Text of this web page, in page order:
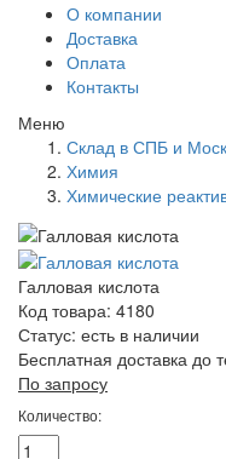
О компании
Доставка
Оплата
Контакты
Меню
Склад в СПБ и
Химия
Химические
Галловая кислота
Код товара: 4180
Статус: есть в наличии
Бесплатная доставка до
По запросу
Количество: